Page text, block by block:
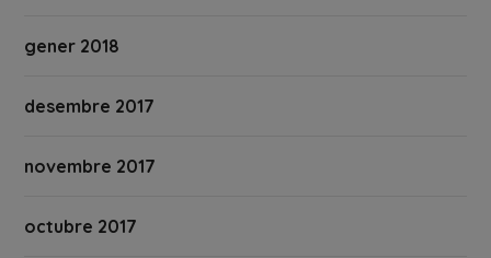
gener 2018
desembre 2017
novembre 2017
octubre 2017